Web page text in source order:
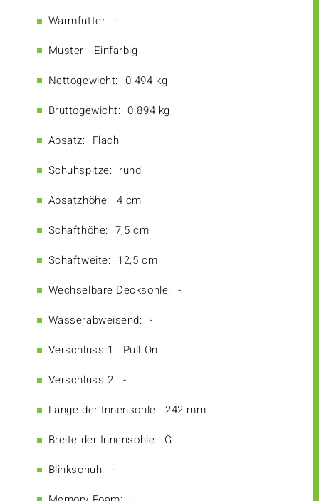
Warmfutter: -
Muster: Einfarbig
Nettogewicht: 0.494 kg
Bruttogewicht: 0.894 kg
Absatz: Flach
Schuhspitze: rund
Absatzhöhe: 4 cm
Schafthöhe: 7,5 cm
Schaftweite: 12,5 cm
Wechselbare Decksohle: -
Wasserabweisend: -
Verschluss 1: Pull On
Verschluss 2: -
Länge der Innensohle: 242 mm
Breite der Innensohle: G
Blinkschuh: -